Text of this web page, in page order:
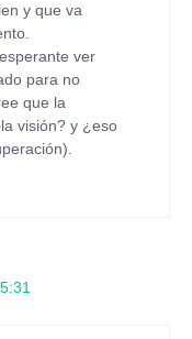
y que va
ver
para no
que la
visión? y ¿eso